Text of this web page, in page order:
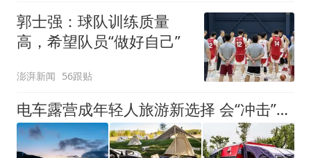
郭士强：球队训练质量
高，希望队员“做好自己”
澎湃新闻 56跟贴
电车露营成年轻人旅游新选择 会“冲击”传统住宿业吗？